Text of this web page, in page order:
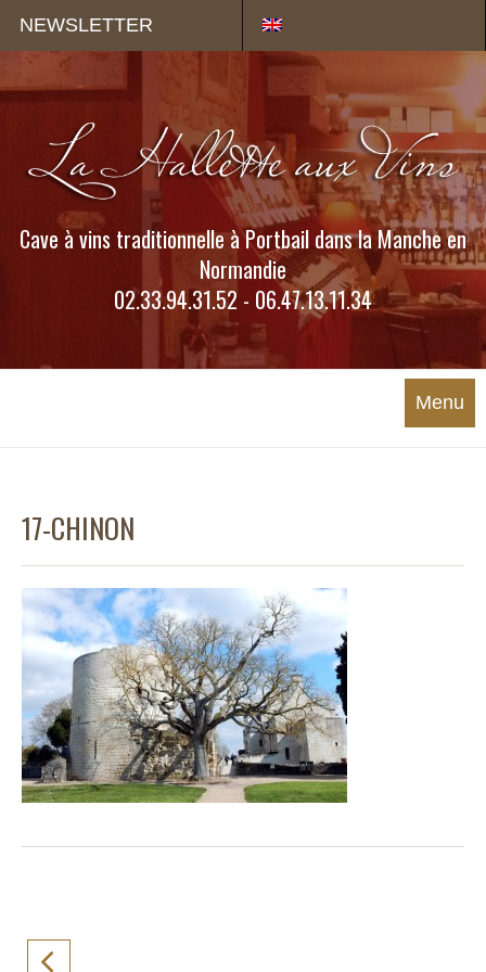
NEWSLETTER
Cave à vins traditionnelle à Portbail dans la Manche en
Normandie
02.33.94.31.52 - 06.47.13.11.34
Menu
17-CHINON
Panneau de gestion des cookies